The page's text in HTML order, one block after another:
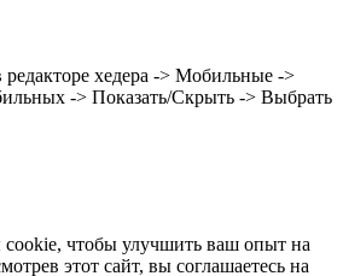
редакторе хедера -> Мобильные ->
-> Показать/Скрыть -> Выбрать
чтобы улучшить ваш опыт на
этот сайт, вы соглашаетесь на